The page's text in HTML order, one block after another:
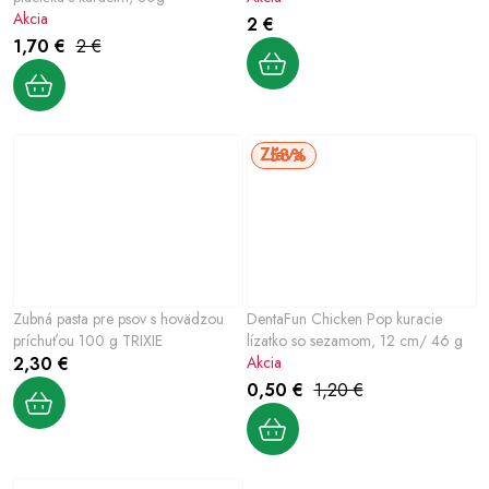
1,70 € 2 €
Akcia 2 €
Zubná pasta pre psov s hovädzou
príchuťou 100 g TRIXIE
2,30 €
DentaFun Chicken Pop kuracie
lízatko so sezamom, 12 cm/ 46 g
58%
0,50 € 1,20 €
Akcia